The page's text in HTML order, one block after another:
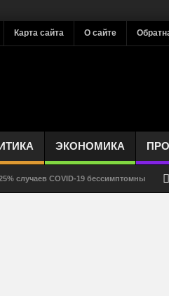
Карта сайта О сайте
ЭКОНОМИКА
случаев COVID-19 бессимптомны